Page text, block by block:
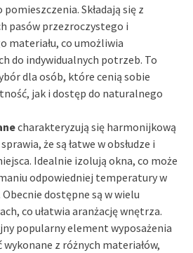
Składają się z
pasów przezroczystego i
materiału, co umożliwia
do indywidualnych potrzeb. To
dla osób, które cenią sobie
jak i dostęp do naturalnego
charakteryzują się harmonijkową
że są łatwe w obsłudze i
Idealnie izolują okna, co może
odpowiedniej temperatury w
dostępne są w wielu
co ułatwia aranżację wnętrza.
popularny element wyposażenia
wykonane z różnych materiałów,